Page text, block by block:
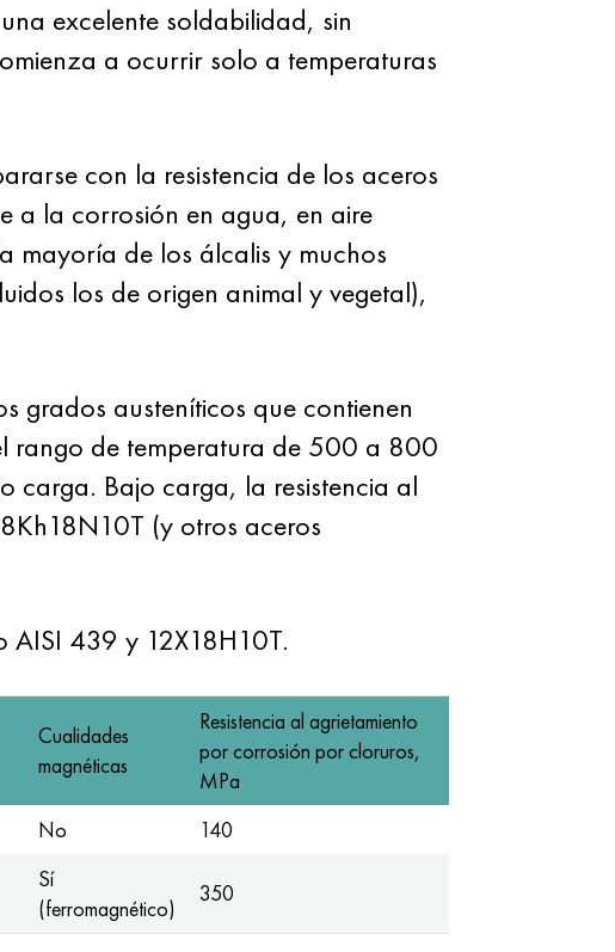
excelente soldabilidad, sin
a ocurrir solo a temperaturas
con la resistencia de los aceros
a la corrosión en agua, en aire
mayoría de los álcalis y muchos
los de origen animal y vegetal),
grados austeníticos que contienen
rango de temperatura de 500 a 800
carga. Bajo carga, la resistencia al
(y otros aceros
AISI 439 y 12X18H10T.
Cualidades
magnéticas
Resistencia al agrietamiento
por corrosión por cloruros,
MPa
No 140
Sí
(ferromagnético)
350